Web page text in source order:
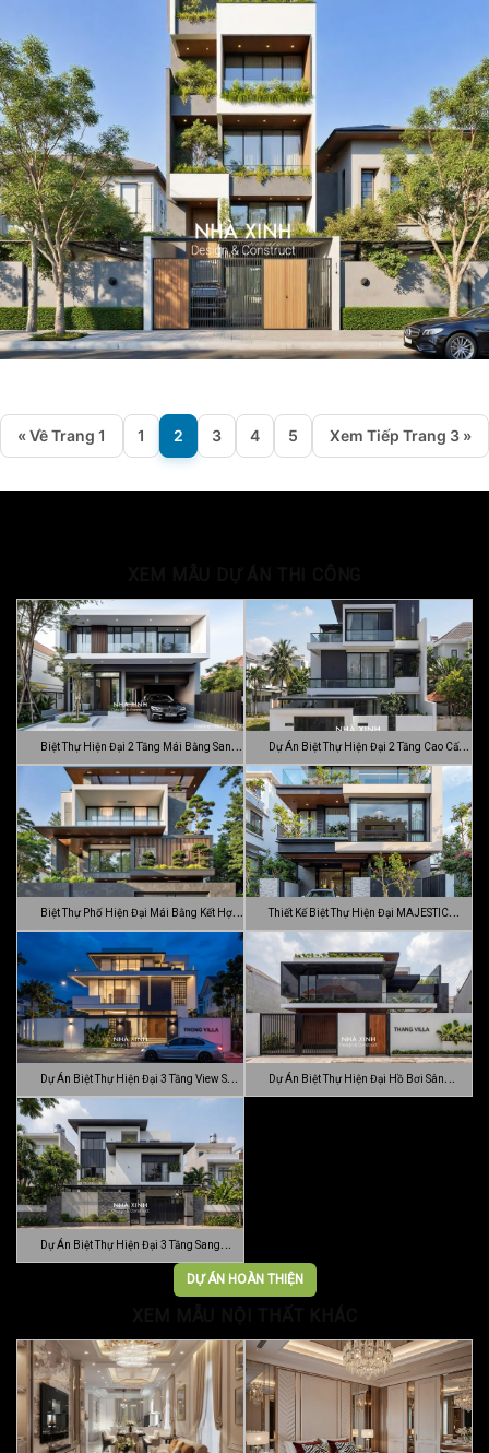
« Về Trang 1 1 2 3 4 5 Xem Tiếp Trang 3 »
Biệt Thự Hiện Đại 2 Tầng Mái Bằng Sang Dự Án Biệt Thự Hiện Đại 2 Tầng Cao Cấp
Đ…
Biệt Thự Phố Hiện Đại Mái Bằng Kết Hợp Thiết Kế Biệt Thự Hiện Đại MAJESTIC
MODE…
Dự Án Biệt Thự Hiện Đại 3 Tầng View Sân
…
Dự Án Biệt Thự Hiện Đại Hồ Bơi Sân
Dự Án Biệt Thự Hiện Đại 3 Tầng Sang
DỰ ÁN HOÀN THIỆN